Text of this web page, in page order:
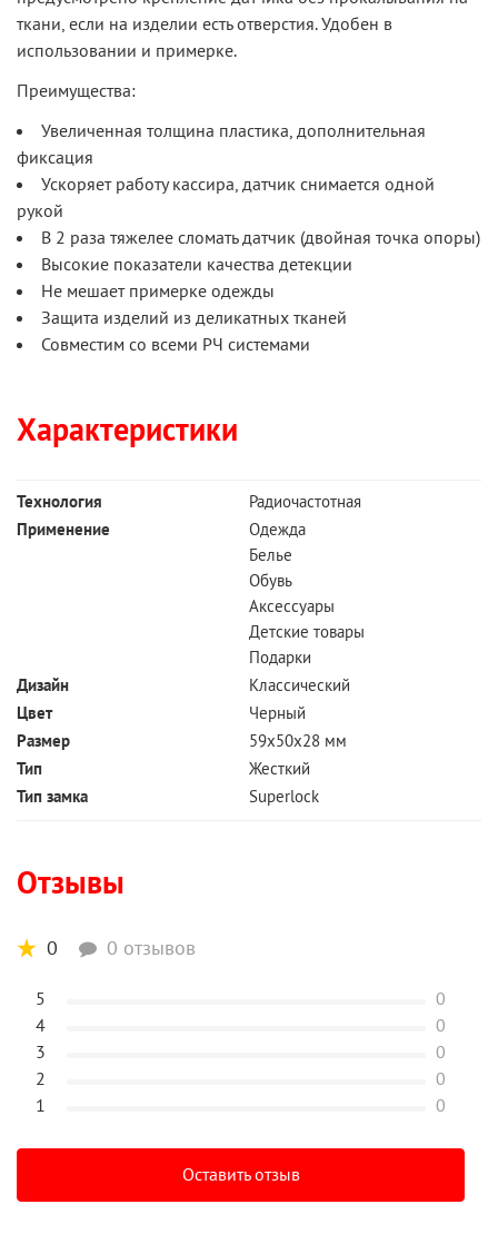
ткани, если на изделии есть отверстия. Удобен в
использовании и примерке.
Преимущества:
Увеличенная толщина пластика, дополнительная
фиксация
Ускоряет работу кассира, датчик снимается одной
рукой
В 2 раза тяжелее сломать датчик (двойная точка опоры)
Высокие показатели качества детекции
Не мешает примерке одежды
Защита изделий из деликатных тканей
Совместим со всеми РЧ системами
Характеристики
Технология
Радиочастотная
Применение
Одежда
Белье
Обувь
Аксессуары
Детские товары
Подарки
Дизайн
Классический
Цвет
Черный
Размер
59х50х28 мм
Тип
Жесткий
Тип замка
Superlock
Отзывы
0 0 отзывов
5
0
4
0
3
0
2
0
1
0
Оставить отзыв